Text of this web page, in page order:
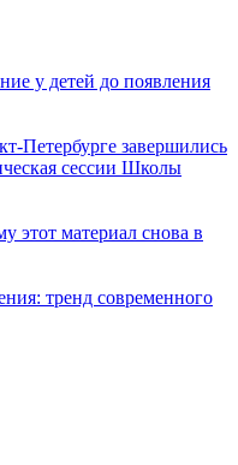
у детей до появления
Петербурге завершились
сессии Школы
этот материал снова в
тренд современного